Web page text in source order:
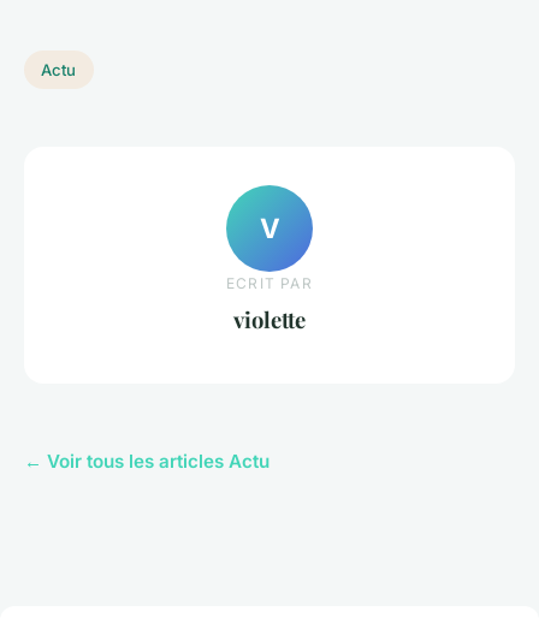
Actu
V
ECRIT PAR
violette
← Voir tous les articles Actu